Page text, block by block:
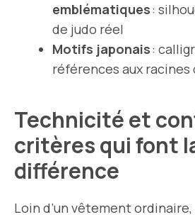
emblématiques:
de judo réel
Motifs japonais:
références aux racines
Technicité et
critères qui font
différence
Loin d’un vêtement ordinaire,